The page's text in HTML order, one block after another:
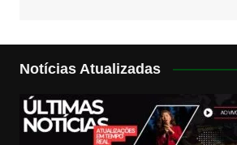
Notícias Atualizadas